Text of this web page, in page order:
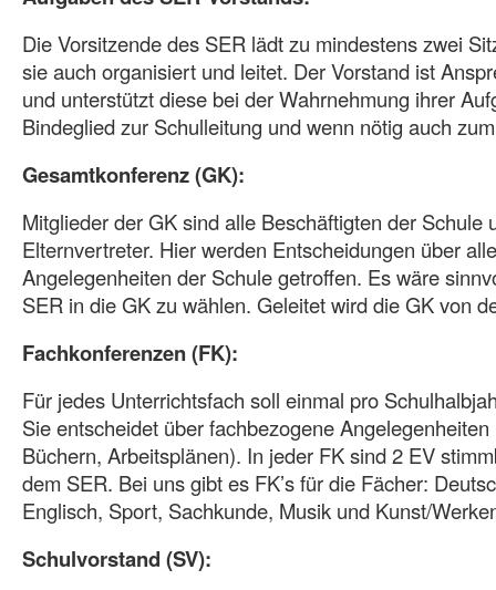
Die Vorsitzende des SER lädt zu mindestens zwei
sie auch organisiert und leitet. Der Vorstand ist
und unterstützt diese bei der Wahrnehmung ihrer
Bindeglied zur Schulleitung und wenn nötig auch
Gesamtkonferenz (GK):
Mitglieder der GK sind alle Beschäftigten der Schule
Elternvertreter. Hier werden Entscheidungen über
Angelegenheiten der Schule getroffen. Es wäre
SER in die GK zu wählen. Geleitet wird die GK von
Fachkonferenzen (FK):
Für jedes Unterrichtsfach soll einmal pro
Sie entscheidet über fachbezogene
Büchern, Arbeitsplänen). In jeder FK sind 2 EV
dem SER. Bei uns gibt es FK’s für die Fächer:
Englisch, Sport, Sachkunde, Musik und Kunst/
Schulvorstand (SV):